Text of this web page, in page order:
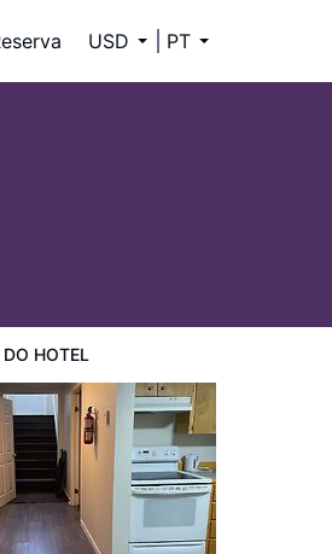
USD PT
HOTEL